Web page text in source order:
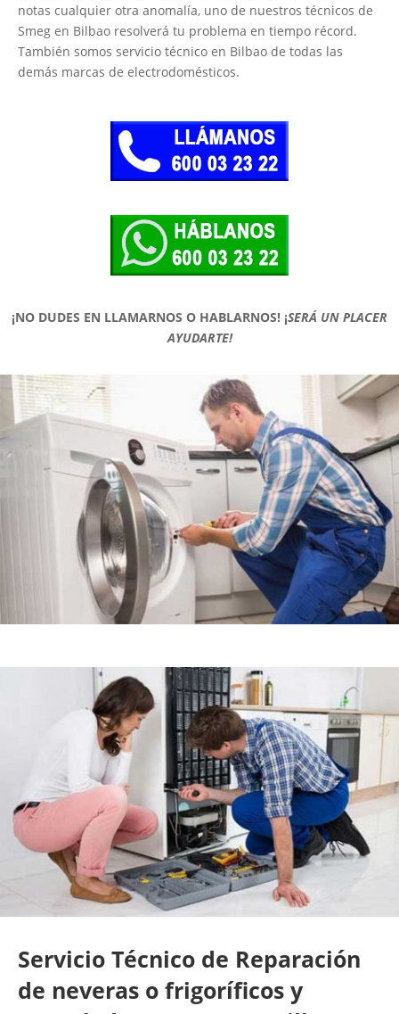
notas cualquier otra anomalía, uno de nuestros técnicos de
Smeg en Bilbao resolverá tu problema en tiempo récord.
También somos servicio técnico en Bilbao de todas las
demás marcas de electrodomésticos.
¡NO DUDES EN LLAMARNOS O HABLARNOS! ¡SERÁ UN PLACER
AYUDARTE!
Servicio Técnico de Reparación
de neveras o frigoríficos y